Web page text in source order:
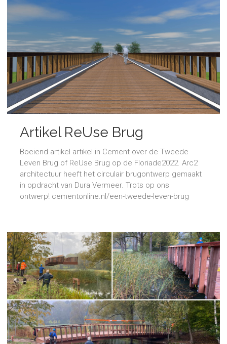
Artikel ReUse Brug
Boeiend artikel artikel in Cement over de Tweede
Leven Brug of ReUse Brug op de Floriade2022. Arc2
architectuur heeft het circulair brugontwerp gemaakt
in opdracht van Dura Vermeer. Trots op ons
ontwerp! cementonline.nl/een-tweede-leven-brug